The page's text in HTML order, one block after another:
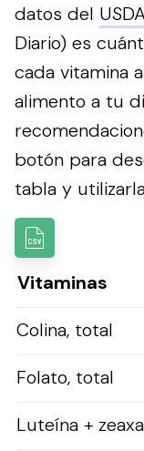
datos del
Diario) es
cada vitamina
alimento a tu
botón para
tabla y
Vitaminas
Colina, total
Folato, total
Luteína +